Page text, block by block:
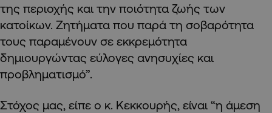
της περιοχής και την ποιότητα ζωής των
κατοίκων. Ζητήματα που παρά τη σοβαρότητα
τους παραμένουν σε εκκρεμότητα
δημιουργώντας εύλογες ανησυχίες και
προβληματισμό”.
Στόχος μας, είπε ο κ. Κεκκουρής, είναι “η άμεση